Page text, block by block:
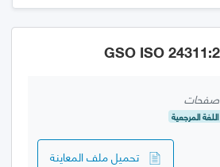
اللغة المرجعية
تحميل ملف المعاينة